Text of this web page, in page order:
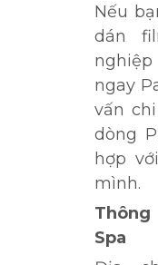
Nếu
dán
ngay
vấn
dòng
hợp
mình.
Spa